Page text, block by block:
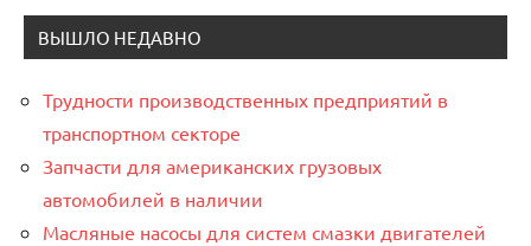
ВЫШЛО НЕДАВНО
Трудности производственных предприятий в
транспортном секторе
Запчасти для американских грузовых
автомобилей в наличии
Масляные насосы для систем смазки двигателей